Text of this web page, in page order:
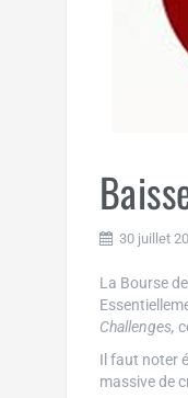
30 juillet
La Bourse
Challenges,
Il faut noter
massive de